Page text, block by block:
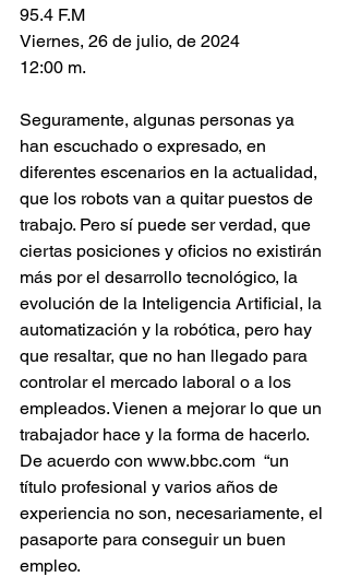
95.4 F.M
Viernes, 26 de julio, de 2024
12:00 m.
Seguramente, algunas personas ya
han escuchado o expresado, en
diferentes escenarios en la actualidad,
que los robots van a quitar puestos de
trabajo. Pero sí puede ser verdad, que
ciertas posiciones y oficios no existirán
más por el desarrollo tecnológico, la
evolución de la Inteligencia Artificial, la
automatización y la robótica, pero hay
que resaltar, que no han llegado para
controlar el mercado laboral o a los
empleados. Vienen a mejorar lo que un
trabajador hace y la forma de hacerlo.
De acuerdo con www.bbc.com  “un
título profesional y varios años de
experiencia no son, necesariamente, el
pasaporte para conseguir un buen
empleo.